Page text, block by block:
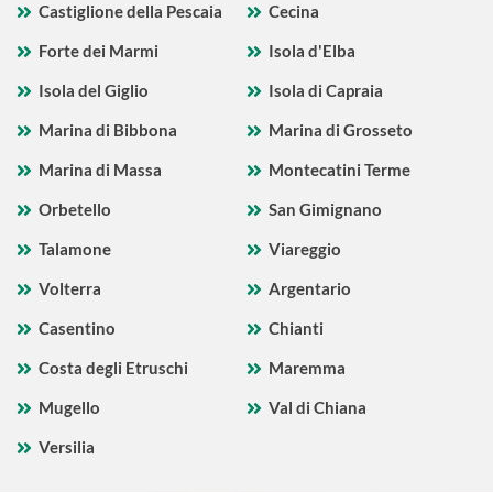
Castiglione della Pescaia
Cecina
Forte dei Marmi
Isola d'Elba
Isola del Giglio
Isola di Capraia
Marina di Bibbona
Marina di Grosseto
Marina di Massa
Montecatini Terme
Orbetello
San Gimignano
Talamone
Viareggio
Volterra
Argentario
Casentino
Chianti
Costa degli Etruschi
Maremma
Mugello
Val di Chiana
Versilia